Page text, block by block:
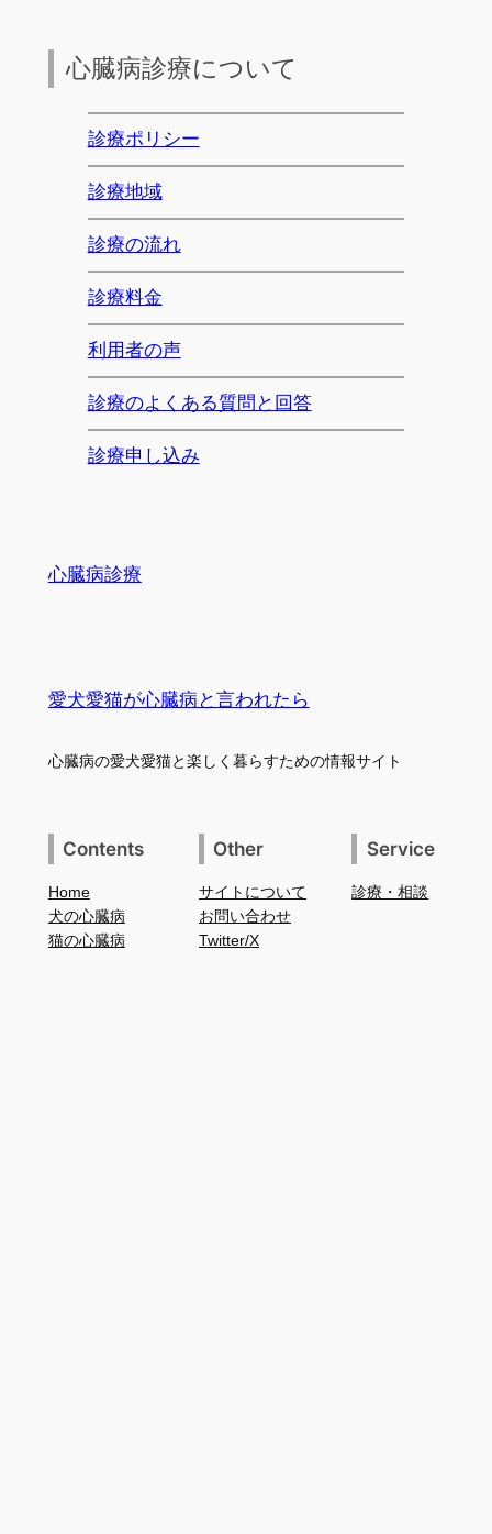
心臓病診療について
診療ポリシー
診療地域
診療の流れ
診療料金
利用者の声
診療のよくある質問と回答
診療申し込み
心臓病診療
愛犬愛猫が心臓病と言われたら
心臓病の愛犬愛猫と楽しく暮らすための情報サイト
Contents
Home
犬の心臓病
猫の心臓病
Other
サイトについて
お問い合わせ
Twitter/X
Service
診療・相談